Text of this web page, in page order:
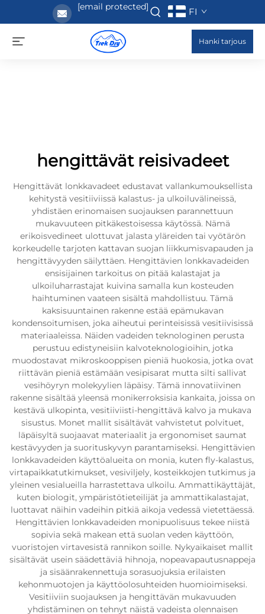
[email protected] FI
Hanki tarjous
hengittävät reisivadeet
Hengittävät lonkkavadeet edustavat vallankumouksellista
kehitystä vesitiiviissä kalastus- ja ulkoiluvälineissä,
yhdistäen erinomaisen suojauksen parannettuun
mukavuuteen pitkäkestoisessa käytössä. Nämä
erikoisvedineet ulottuvat jalasta yläreiden tai vyötärön
korkeudelle tarjoten kattavan suojan liikkumisvapauden ja
hengittävyyden säilyttäen. Hengittävien lonkkavadeiden
ensisijainen tarkoitus on pitää kalastajat ja
ulkoiluharrastajat kuivina samalla kun kosteuden
haihtuminen vaateen sisältä mahdollistuu. Tämä
kaksisuuntainen rakenne estää epämukavan
kondensoitumisen, joka aiheutui perinteisissä vesitiivisissä
materiaaleissa. Näiden vadeiden teknologinen perusta
perustuu edistyneisiin kalvoteknologioihin, jotka
muodostavat mikroskooppisen pieniä huokosia, jotka ovat
riittävän pieniä estämään vesipisarat mutta silti sallivat
vesihöyryn molekyylien läpäisy. Tämä innovatiivinen
rakenne sisältää yleensä monikerroksisia kankaita, joissa on
kestävä ulkopinta, vesitiiviisti-hengittävä kalvo ja mukava
sisustus. Monet mallit sisältävät vahvistetut polvituet,
läpäisyltä suojaavat materiaalit ja ergonomiset saumat
kestävyyden ja suorituskyvyn parantamiseksi. Hengittävien
lonkkavadeiden käyttöalueita on monia, kuten fly-kalastus,
virtapaikkatutkimukset, vesiviljely, kosteikkojen tutkimus ja
yleinen vesialueilla harrastettava ulkoilu. Ammattikäyttäjät,
kuten biologit, ympäristötieteilijät ja ammattikalastajat,
luottavat näihin vadeihin pitkiä aikoja vedessä vietettäessä.
Hengittävien lonkkavadeiden monipuolisuus tekee niistä
sopivia sekä makean että suolan veden käyttöön,
vuoristojen virtavesistä rannikon soille. Nykyaikaiset mallit
sisältävät usein säädettäviä hihnoja, nopeavapautusnappeja
ja sisäänrakennettuja sorasuojuksia erilaisten
kehonmuotojen ja käyttöolosuhteiden huomioimiseksi.
Vesitiiviin suojauksen ja hengittävän mukavuuden
yhdistäminen on tehnyt näistä vadeista olennaisen